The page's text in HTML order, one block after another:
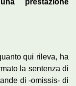
qui rileva, ha
la sentenza di
di -omissis- di